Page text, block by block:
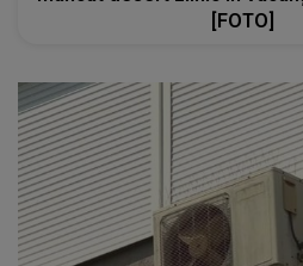
[FOTO]